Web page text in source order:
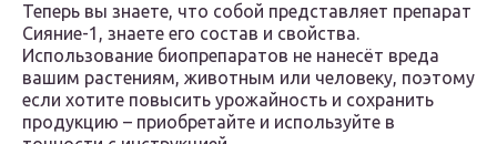
Теперь вы знаете, что собой представляет препарат
Сияние-1, знаете его состав и свойства.
Использование биопрепаратов не нанесёт вреда
вашим растениям, животным или человеку, поэтому
если хотите повысить урожайность и сохранить
продукцию – приобретайте и используйте в